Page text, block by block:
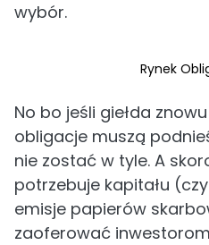
wybór.
Rynek
No bo jeśli giełda
obligacje muszą
nie zostać w tyle. A
potrzebuje kapitału
emisje papierów
zaoferować